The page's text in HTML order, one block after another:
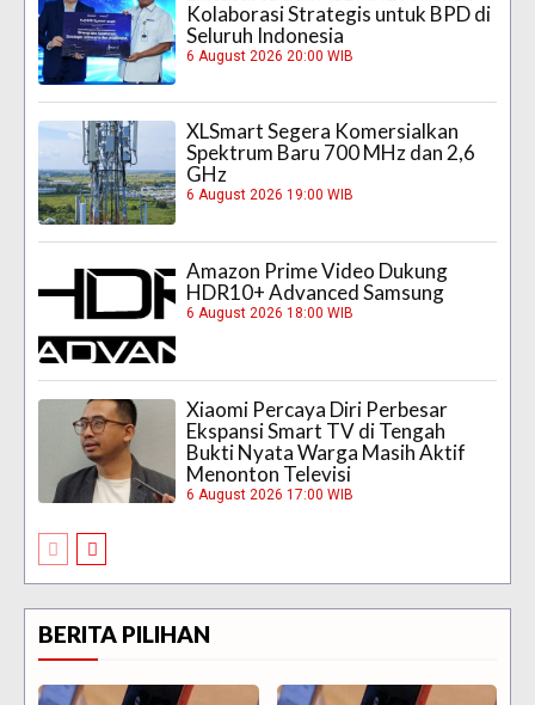
Kolaborasi Strategis untuk BPD di
Seluruh Indonesia
6 August 2026 20:00 WIB
XLSmart Segera Komersialkan
Spektrum Baru 700 MHz dan 2,6
GHz
6 August 2026 19:00 WIB
Amazon Prime Video Dukung
HDR10+ Advanced Samsung
6 August 2026 18:00 WIB
Xiaomi Percaya Diri Perbesar
Ekspansi Smart TV di Tengah
Bukti Nyata Warga Masih Aktif
Menonton Televisi
6 August 2026 17:00 WIB
BERITA PILIHAN